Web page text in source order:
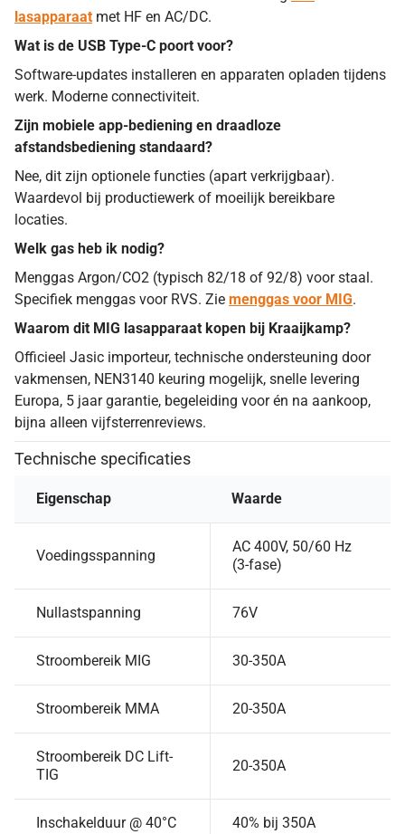
lasapparaat met HF en AC/DC.
Wat is de USB Type-C poort voor?
Software-updates installeren en apparaten opladen tijdens
werk. Moderne connectiviteit.
Zijn mobiele app-bediening en draadloze
afstandsbediening standaard?
Nee, dit zijn optionele functies (apart verkrijgbaar).
Waardevol bij productiewerk of moeilijk bereikbare
locaties.
Welk gas heb ik nodig?
Menggas Argon/CO2 (typisch 82/18 of 92/8) voor staal.
Specifiek menggas voor RVS. Zie menggas voor MIG.
Waarom dit MIG lasapparaat kopen bij Kraaijkamp?
Officieel Jasic importeur, technische ondersteuning door
vakmensen, NEN3140 keuring mogelijk, snelle levering
Europa, 5 jaar garantie, begeleiding voor én na aankoop,
bijna alleen vijfsterrenreviews.
Technische specificaties
Eigenschap Waarde
Voedingsspanning
AC 400V, 50/60 Hz
(3-fase)
Nullastspanning 76V
Stroombereik MIG 30-350A
Stroombereik MMA 20-350A
Stroombereik DC Lift-
TIG
20-350A
Inschakelduur @ 40°C 40% bij 350A